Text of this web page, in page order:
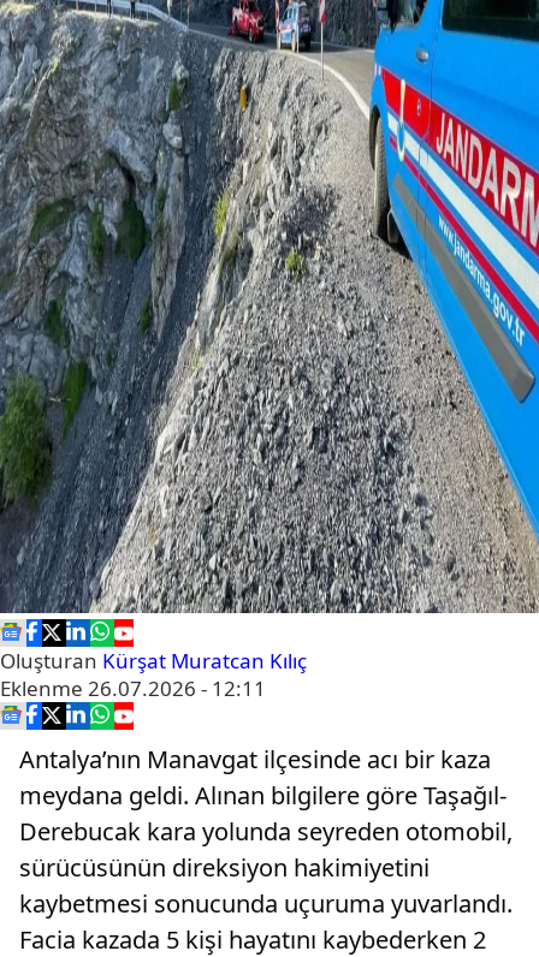
Oluşturan Kürşat Muratcan Kılıç
Eklenme 26.07.2026 - 12:11
Antalya’nın Manavgat ilçesinde acı bir kaza
meydana geldi. Alınan bilgilere göre Taşağıl-
Derebucak kara yolunda seyreden otomobil,
sürücüsünün direksiyon hakimiyetini
kaybetmesi sonucunda uçuruma yuvarlandı.
Facia kazada 5 kişi hayatını kaybederken 2